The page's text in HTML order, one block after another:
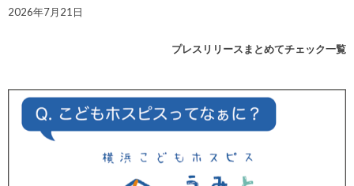
2026年7月21日
プレスリリースまとめてチェック一覧